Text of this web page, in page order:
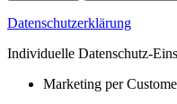
Datenschutzerklärung
Individuelle Datenschutz-
Marketing per